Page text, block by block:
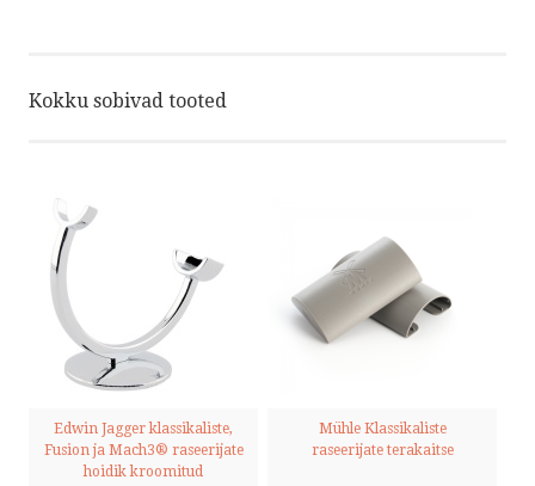
Kokku sobivad tooted
Edwin Jagger klassikaliste,
Fusion ja Mach3® raseerijate
hoidik kroomitud
Mühle Klassikaliste
raseerijate terakaitse